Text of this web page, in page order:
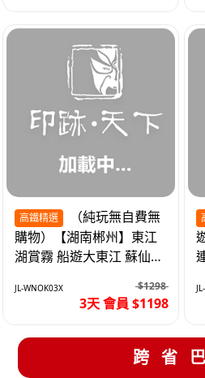
高鐵精選
購物）【湖南郴州】東江
湖賞霧 船遊大東江 蘇仙嶺
JL-WNOK03X $1298
3天 會員 $1198
跨省